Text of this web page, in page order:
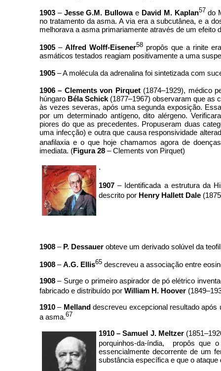
1903 – Jesse G.M. Bullowae David M. Kaplan57 do
no tratamento da asma. A via era a subcutânea, e a
melhorava a asma primariamente através de um
1905 – Alfred Wolff-Eisener58propôs que a rinite
asmáticos testados reagiam positivamente a uma
1905 –A molécula da adrenalina foi sintetizada com
1906 – Clements von Pirquet(1874–1929), médico
húngaro Béla Schick (1877–1967) observaram que as
às vezes severas, após uma segunda exposição.
por um determinado antígeno, dito alérgeno.
piores do que as precedentes. Propuseram duas
uma infecção) e outra que causa responsividade
anafilaxia e o que hoje chamamos agora de
imediata. (Figura 28 – Clements von Pirquet)
.
1907– Identificada a estrutura da
descrito por Henry Hallett Dale
1908 – P. Dessauer obteve um derivado solúvel da
1908 –A.G. Ellis65 descreveu a associação entre
1908 – Surge o primeiro aspirador de pó elétrico
fabricado e distribuído por William H. Hoover
1910 – Mellanddescreveu excepcional resultado após
a asma.67
1910 – Samuel J. Meltzer
porquinhos-da-índia, propôs que
essencialmente decorrente de um
substância específica e que o